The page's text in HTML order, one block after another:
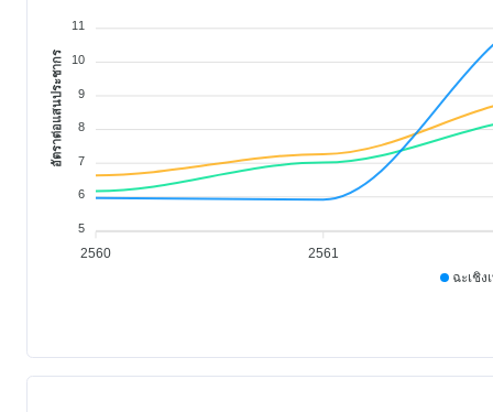
ฉะเชิง
2560 2561
11
10
9
8
7
6
5
อัตราต่อแสนประชากร